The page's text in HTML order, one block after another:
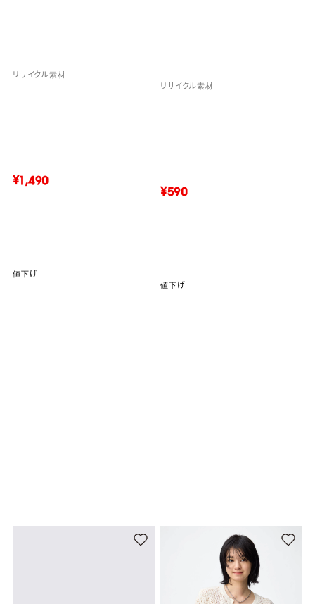
リサイクル素材
¥1,490
値下げ
リサイクル素材
¥590
値下げ